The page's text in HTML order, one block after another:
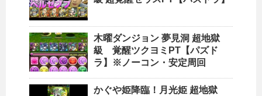
木曜ダンジョン 夢見洞 超地獄
級 覚醒ツクヨミPT【パズド
ラ】※ノーコン・安定周回
かぐや姫降臨！月光姫 超地獄